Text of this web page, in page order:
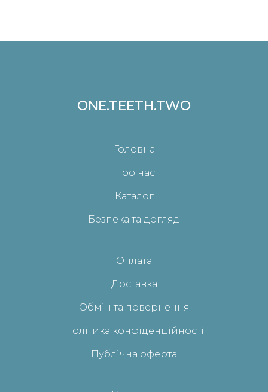
ONE.TEETH.TWO
Головна
Про нас
Каталог
Безпека та догляд
Оплата
Доставка
Обмін та повернення
Політика конфіденційності
Публічна оферта